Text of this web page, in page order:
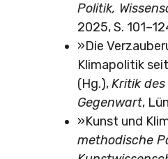
Politik,
2025, S.
»Die
Klimapolitik
(Hg.),Kritik
Gegenwart,
»Kunst und
methodische